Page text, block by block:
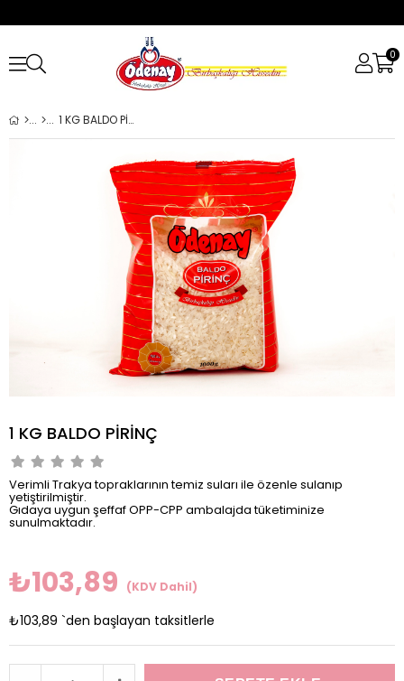
0
1 KG BALDO PİRİNÇ
1 KG BALDO PİRİNÇ
Verimli Trakya topraklarının temiz suları ile özenle sulanıp
yetiştirilmiştir.
Gıdaya uygun şeffaf OPP-CPP ambalajda tüketiminize
sunulmaktadır.
₺103,89 (KDV Dahil)
₺103,89 `den başlayan taksitlerle